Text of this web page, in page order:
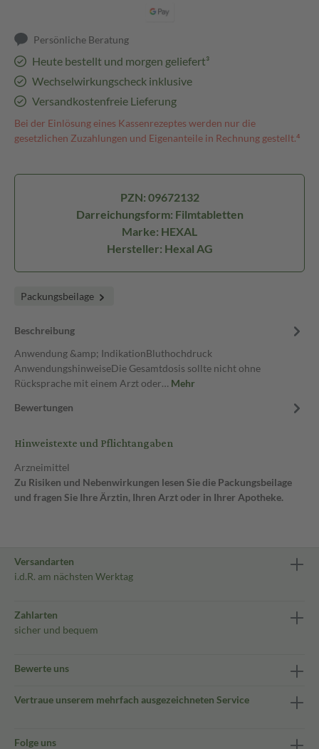
Persönliche Beratung
Heute bestellt und morgen geliefert³
Wechselwirkungscheck inklusive
Versandkostenfreie Lieferung
Bei der Einlösung eines Kassenrezeptes werden nur die
gesetzlichen Zuzahlungen und Eigenanteile in Rechnung gestellt.⁴
PZN: 09672132
Darreichungsform: Filmtabletten
Marke: HEXAL
Hersteller: Hexal AG
Packungsbeilage
Beschreibung
Anwendung &amp; IndikationBluthochdruck
AnwendungshinweiseDie Gesamtdosis sollte nicht ohne
Rücksprache mit einem Arzt oder… Mehr
Bewertungen
Hinweistexte und Pflichtangaben
Arzneimittel
Zu Risiken und Nebenwirkungen lesen Sie die Packungsbeilage
und fragen Sie Ihre Ärztin, Ihren Arzt oder in Ihrer Apotheke.
Versandarten
i.d.R. am nächsten Werktag
Zahlarten
sicher und bequem
Bewerte uns
Vertraue unserem mehrfach ausgezeichneten Service
Folge uns